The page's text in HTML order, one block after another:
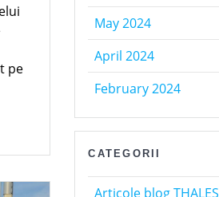
pe
May 2024
April 2024
February 2024
CATEGORII
Articole blog THALES